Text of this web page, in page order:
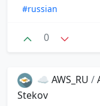
#russian
0
☁️ AWS_RU /
Stekov